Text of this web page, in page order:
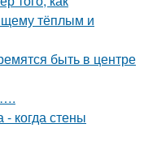
тёплым и
быть в центре
….
- когда стены